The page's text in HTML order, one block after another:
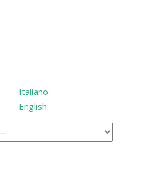
Italiano
English